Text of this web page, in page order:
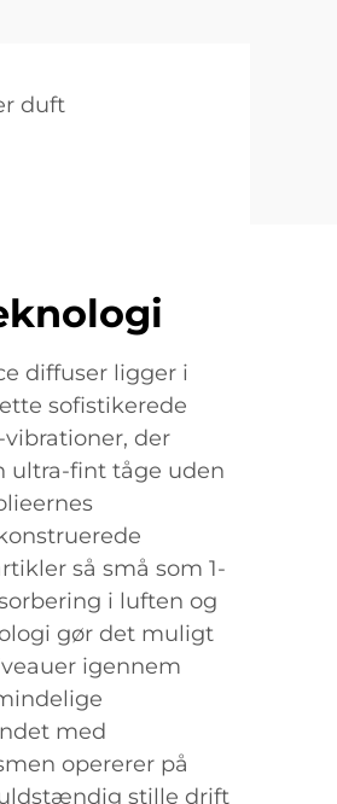
duft
diffuser ligger i
sofistikerede
der
ultra-fint tåge uden
så små som 1-
i luften og
gør det muligt
igennem
med
opererer på
stille drift